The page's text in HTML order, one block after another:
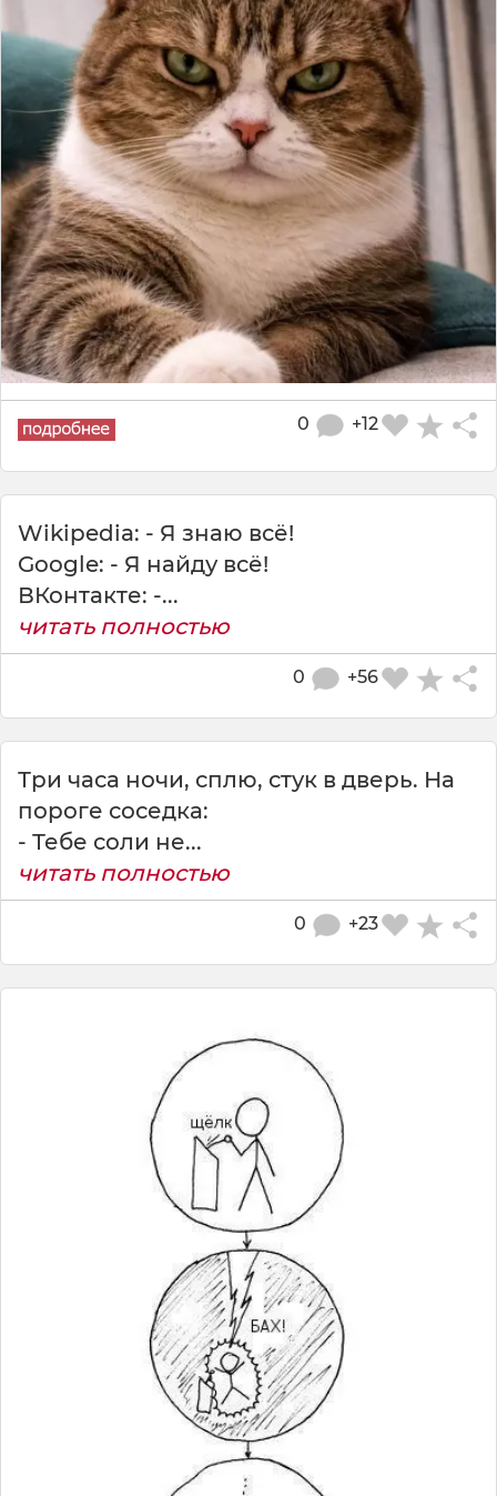
+12
0
Wikipedia: - Я знаю всё!
Google: - Я найду всё!
ВКонтакте: -...
читать полностью
+56
0
Три часа ночи, сплю, стук в дверь. На
пороге соседка:
- Тебе соли не...
читать полностью
+23
0